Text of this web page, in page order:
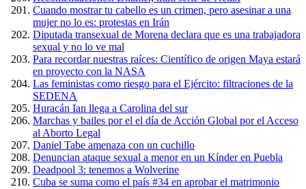
Cuando mostrar tu cabello es un crimen, pero asesinar a una
mujer no lo es: protestas en Irán
Diputada transexual de Morena declara que es una trabajadora
sexual y no lo ve mal
Para recordar nuestras raíces: Científico de origen Maya estará
en proyecto con la NASA
Las feministas como riesgo para el Ejército: filtraciones de la
SEDENA
Huracán Ian llega a Carolina del sur
Marchas y bailes por el el día de Acción Global por el Acceso
al Aborto Legal
Daniel Tabe amenaza con un cuchillo
Denuncian ataque sexual a menor en un Kínder en Puebla
Deadpool 3: tenemos a Wolverine
Cuba se suma como el país #34 en aprobar el matrimonio